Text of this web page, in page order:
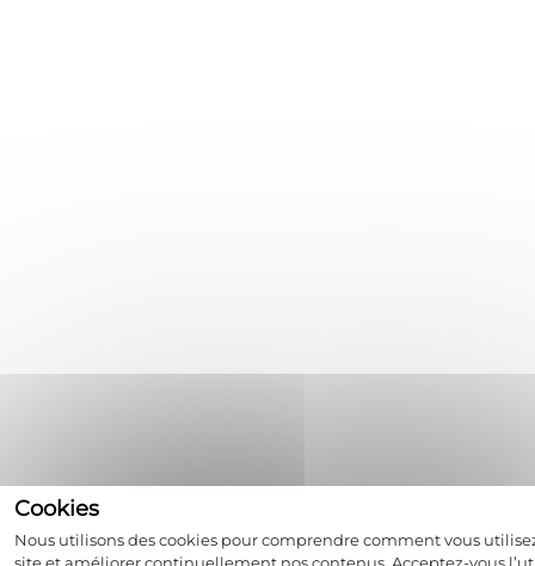
Nous utilisons des cookies pour comprendre comment vous